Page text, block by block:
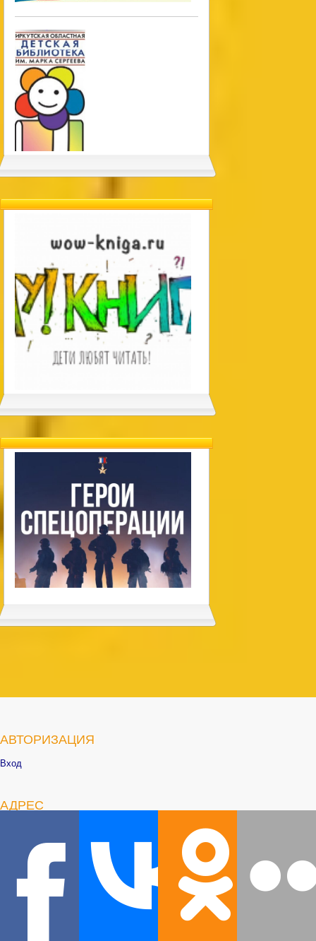
АВТОРИЗАЦИЯ
Вход
АДРЕС
666302 Иркутская область, г. Саянск, микрорайон Юбилейный, д.55
Тел.: 8(395) 53 53125
E-mail: detstvo_kniga@list.ru